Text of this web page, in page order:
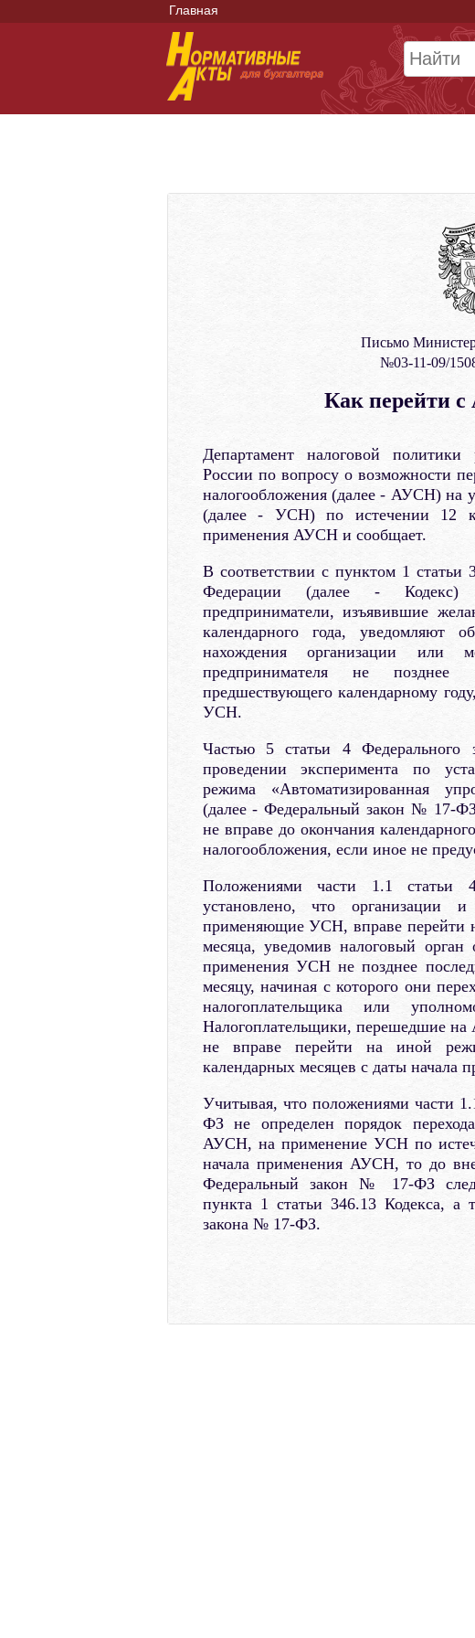
Главная
Письмо
№03-11-09/
Как перейти
Департамент налоговой
России по вопросу о возможности
налогообложения (далее - АУСН) на
(далее - УСН) по истечении 12
применения АУСН и сообщает.
В соответствии с пунктом 1 статьи
Федерации (далее - Кодекс)
предприниматели, изъявившие
календарного года, уведомляют
нахождения организации или
предпринимателя не позднее
предшествующего календарному
УСН.
Частью 5 статьи 4
проведении эксперимента по
режима «Автоматизированная
(далее - Федеральный закон № 17-
не вправе до окончания
налогообложения, если иное не
Положениями части 1.1
установлено, что организации и
применяющие УСН, вправе перейти
месяца, уведомив налоговый
применения УСН не позднее
месяцу, начиная с которого они
налогоплательщика или
Налогоплательщики, перешедшие на
не вправе перейти на иной
календарных месяцев с даты начала
Учитывая, что положениями части
ФЗ не определен порядок
АУСН, на применение УСН по
начала применения АУСН, то до
Федеральный закон № 17-ФЗ
пункта 1 статьи 346.13 Кодекса, а
закона № 17-ФЗ.